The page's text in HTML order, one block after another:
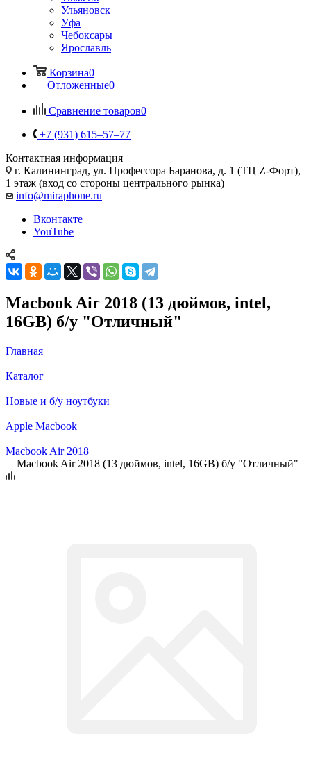
Ульяновск
Уфа
Чебоксары
Ярославль
Корзина0
Отложенные0
Сравнение товаров0
+7 (931) 615‒57‒77
Контактная информация
г. Калининград, ул. Профессора Баранова, д. 1 (ТЦ Z-Форт),
1 этаж (вход со стороны центрального рынка)
info@miraphone.ru
Вконтакте
YouTube
Macbook Air 2018 (13 дюймов, intel,
16GB) б/у "Отличный"
Главная
—
Каталог
—
Новые и б/у ноутбуки
—
Apple Macbook
—
Macbook Air 2018
—Macbook Air 2018 (13 дюймов, intel, 16GB) б/у "Отличный"